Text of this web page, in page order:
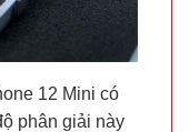
12 Mini có
phân giải này